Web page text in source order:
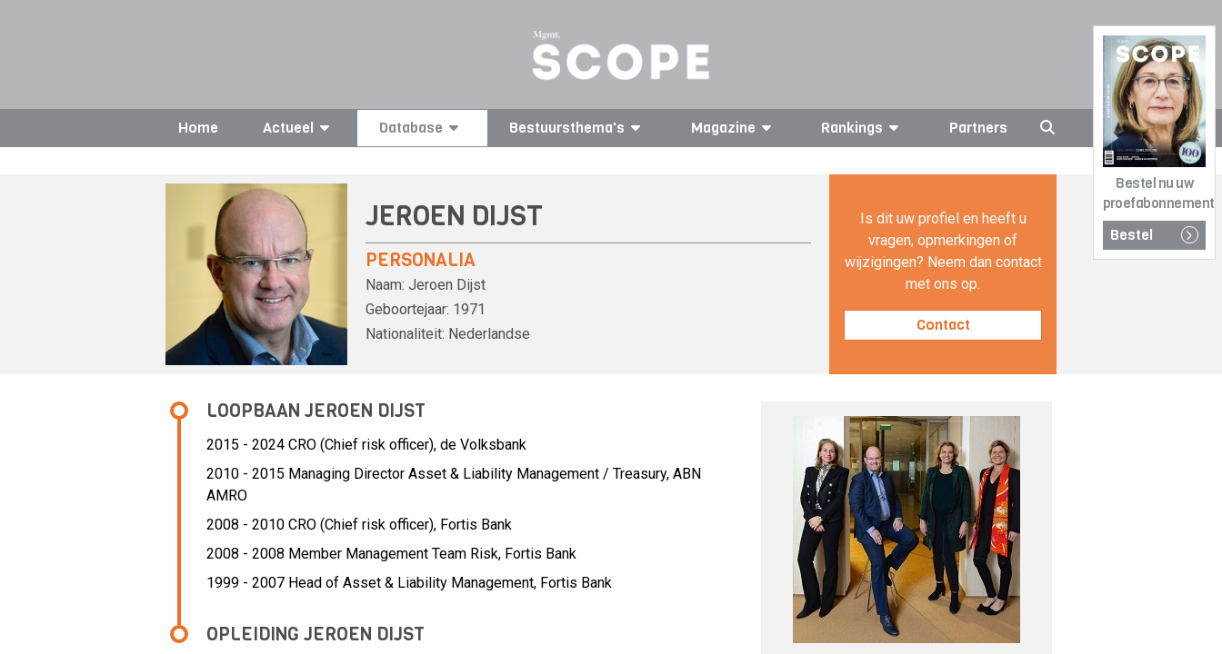
Bestel nu uw
proefabonnement
Bestel
Home Actueel Database Bestuursthema's Magazine Rankings Partners
JEROEN DIJST
PERSONALIA
Naam: Jeroen Dijst
Geboortejaar: 1971
Nationaliteit: Nederlandse
Is dit uw profiel en heeft u
vragen, opmerkingen of
wijzigingen? Neem dan contact
met ons op.
Contact
LOOPBAAN JEROEN DIJST
2015 - 2024 CRO (Chief risk officer), de Volksbank
2010 - 2015 Managing Director Asset & Liability Management / Treasury, ABN
AMRO
2008 - 2010 CRO (Chief risk officer), Fortis Bank
2008 - 2008 Member Management Team Risk, Fortis Bank
1999 - 2007 Head of Asset & Liability Management, Fortis Bank
OPLEIDING JEROEN DIJST